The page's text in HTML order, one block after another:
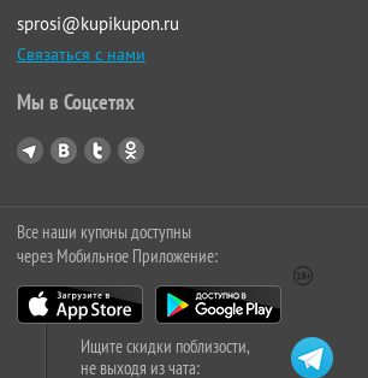
sprosi@kupikupon.ru
Связаться с нами
Мы в Соцсетях
Все наши купоны доступны
через Мобильное Приложение:
Ищите скидки поблизости,
не выходя из чата: